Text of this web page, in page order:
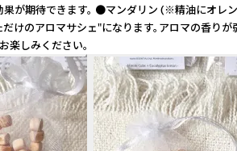
期待できます。 ●マンダリン (※精油
ロマサシェ"になります。アロマの香
楽しみください。